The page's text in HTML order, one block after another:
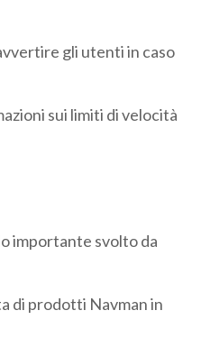
gli utenti in caso
sui limiti di velocità
importante svolto da
di prodotti Navman in